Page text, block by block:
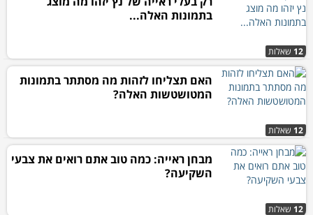
12 שאלות
בתמונות האלה...
12 שאלות
האם תצליחו לזהות מה מסתתר בתמונות
המטושטשות האלה?
12 שאלות
מבחן ראייה: כמה טוב אתם רואים את צבעי
השקיעה?